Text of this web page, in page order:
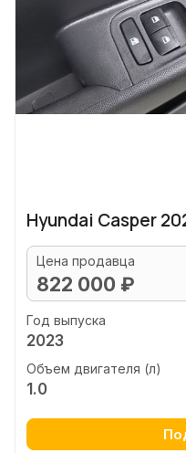
Hyundai Casper
Цена продавца
822 000 ₽
Год выпуска
2023
Объем двигателя (л)
1.0